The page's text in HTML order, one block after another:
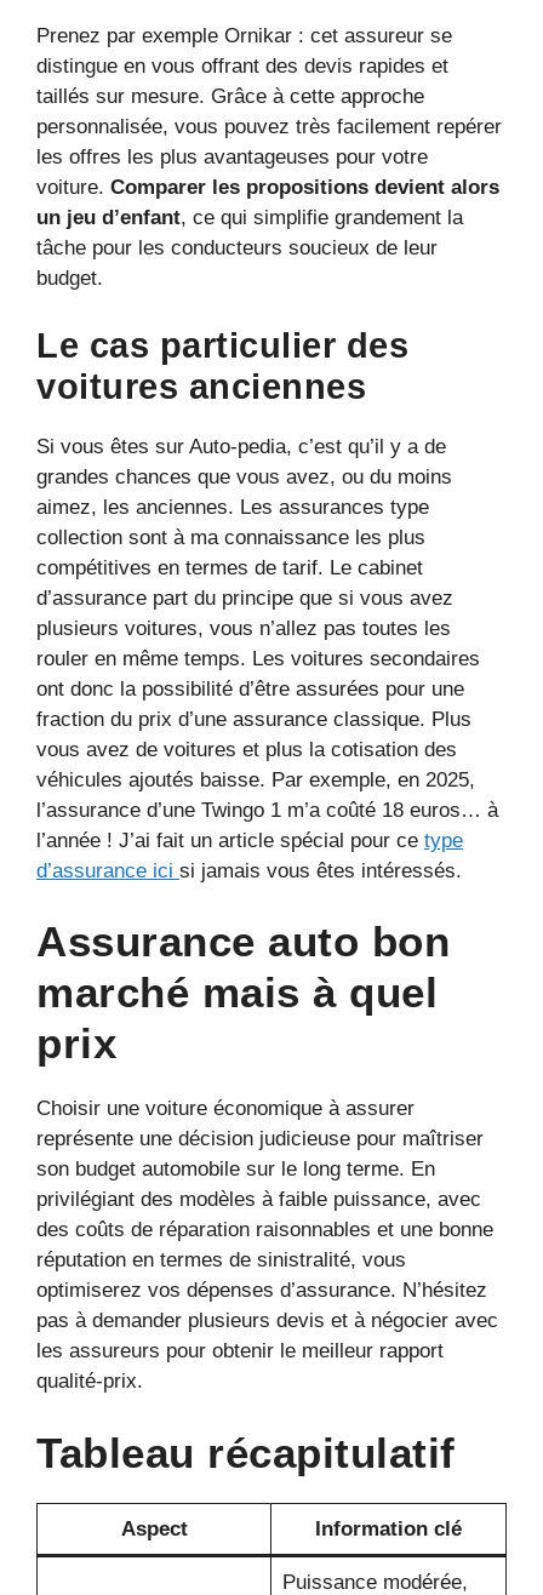
Prenez par exemple Ornikar : cet assureur se
distingue en vous offrant des devis rapides et
taillés sur mesure. Grâce à cette approche
personnalisée, vous pouvez très facilement repérer
les offres les plus avantageuses pour votre
voiture. Comparer les propositions devient alors
un jeu d’enfant, ce qui simplifie grandement la
tâche pour les conducteurs soucieux de leur
budget.
Le cas particulier des
voitures anciennes
Si vous êtes sur Auto-pedia, c’est qu’il y a de
grandes chances que vous avez, ou du moins
aimez, les anciennes. Les assurances type
collection sont à ma connaissance les plus
compétitives en termes de tarif. Le cabinet
d’assurance part du principe que si vous avez
plusieurs voitures, vous n’allez pas toutes les
rouler en même temps. Les voitures secondaires
ont donc la possibilité d’être assurées pour une
fraction du prix d’une assurance classique. Plus
vous avez de voitures et plus la cotisation des
véhicules ajoutés baisse. Par exemple, en 2025,
l’assurance d’une Twingo 1 m’a coûté 18 euros… à
l’année ! J’ai fait un article spécial pour ce type
d’assurance ici si jamais vous êtes intéressés.
Assurance auto bon
marché mais à quel
prix
Choisir une voiture économique à assurer
représente une décision judicieuse pour maîtriser
son budget automobile sur le long terme. En
privilégiant des modèles à faible puissance, avec
des coûts de réparation raisonnables et une bonne
réputation en termes de sinistralité, vous
optimiserez vos dépenses d’assurance. N’hésitez
pas à demander plusieurs devis et à négocier avec
les assureurs pour obtenir le meilleur rapport
qualité-prix.
Tableau récapitulatif
Aspect Information clé
Puissance modérée,